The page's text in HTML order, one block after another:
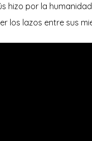
hizo por la
los lazos entre sus